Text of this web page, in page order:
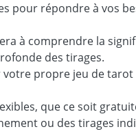
pour répondre à vos
à comprendre la
des tirages.
propre jeu de
que ce soit
ou des tirages